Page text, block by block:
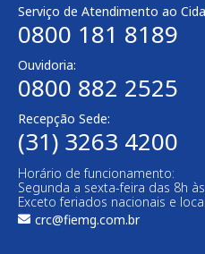
Serviço de Atendimento ao
0800 181 8189
Ouvidoria:
0800 882 2525
Recepção Sede:
(31) 3263 4200
Horário de funcionamento:
Segunda a sexta-feira das 8h
Exceto feriados nacionais e
crc@fiemg.com.br